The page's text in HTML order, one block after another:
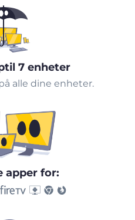
7 enheter
alle dine enheter.
apper for: